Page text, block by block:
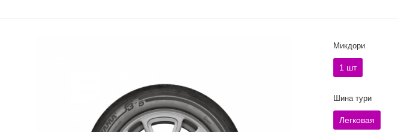
Микдори
1 шт
Шина тури
Легковая